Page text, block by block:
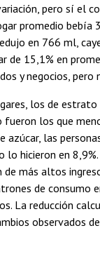
pero sí el
promedio bebía
en 766 ml,
de 15,1% en
y negocios,
los de
los que
azúcar, las
hicieron en
más altos
de consumo
La reducción
observados